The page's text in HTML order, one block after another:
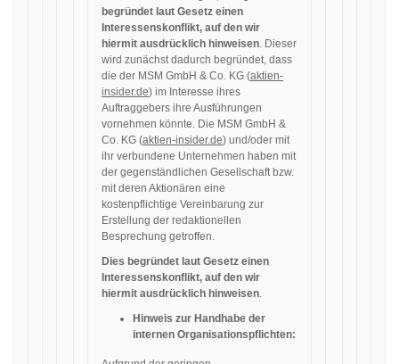
begründet laut Gesetz einen
Interessenskonflikt, auf den wir
hiermit ausdrücklich hinweisen. Dieser
wird zunächst dadurch begründet, dass
die der MSM GmbH & Co. KG (aktien-
insider.de) im Interesse ihres
Auftraggebers ihre Ausführungen
vornehmen könnte. Die MSM GmbH &
Co. KG (aktien-insider.de) und/oder mit
ihr verbundene Unternehmen haben mit
der gegenständlichen Gesellschaft bzw.
mit deren Aktionären eine
kostenpflichtige Vereinbarung zur
Erstellung der redaktionellen
Besprechung getroffen.
Dies begründet laut Gesetz einen
Interessenskonflikt, auf den wir
hiermit ausdrücklich hinweisen.
Hinweis zur Handhabe der
internen Organisationspflichten: